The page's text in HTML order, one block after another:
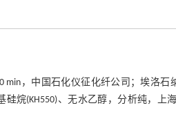
，中国石化仪征化纤公司；埃洛石
烷(KH550)、无水乙醇，分析纯，